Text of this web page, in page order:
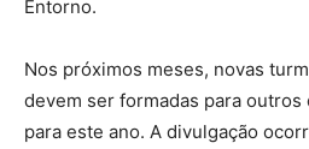
Entorno.
Nos próximos meses, novas
devem ser formadas para
para este ano. A divulgação